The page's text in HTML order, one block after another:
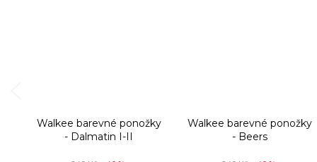
Walkee barevné ponožky
- Dalmatin I-II
Walkee barevné ponožky
- Beers